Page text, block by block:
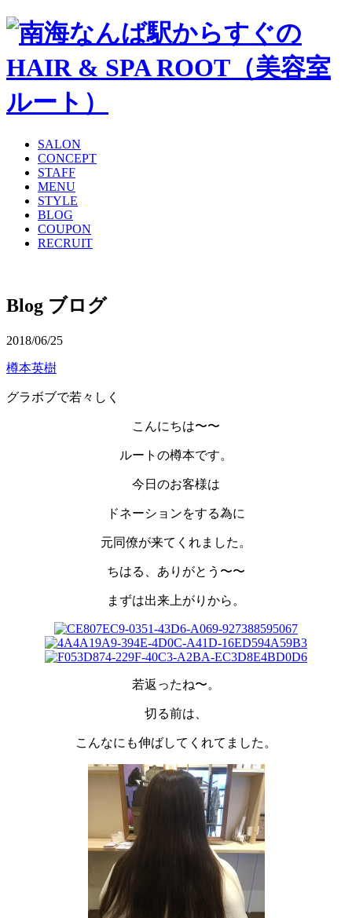
SALON
CONCEPT
STAFF
MENU
STYLE
BLOG
COUPON
RECRUIT
Blog ブログ
2018/06/25
樽本英樹
グラボブで若々しく
こんにちは〜〜
ルートの樽本です。
今日のお客様は
ドネーションをする為に
元同僚が来てくれました。
ちはる、ありがとう〜〜
まずは出来上がりから。
若返ったね〜。
切る前は、
こんなにも伸ばしてくれてました。